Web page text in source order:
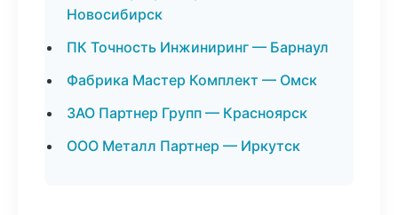
Новосибирск
ПК Точность Инжиниринг — Барнаул
Фабрика Мастер Комплект — Омск
ЗАО Партнер Групп — Красноярск
ООО Металл Партнер — Иркутск